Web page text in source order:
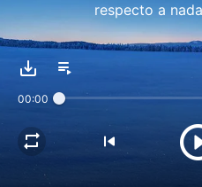
respecto a
nunca
nadie le devuelva
ni espera
El único propósito
es poder
00:00